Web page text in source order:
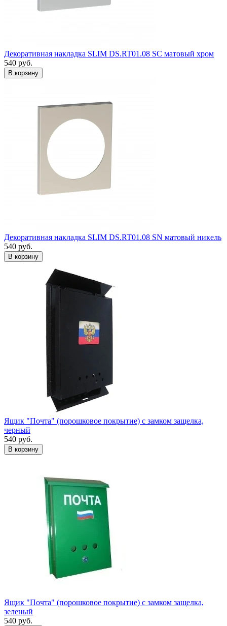
Декоративная накладка SLIM DS.RT01.08 SC матовый хром
540 руб.
Декоративная накладка SLIM DS.RT01.08 SN матовый никель
540 руб.
Ящик "Почта" (порошковое покрытие) с замком защелка,
черный
540 руб.
Ящик "Почта" (порошковое покрытие) с замком защелка,
зеленый
540 руб.